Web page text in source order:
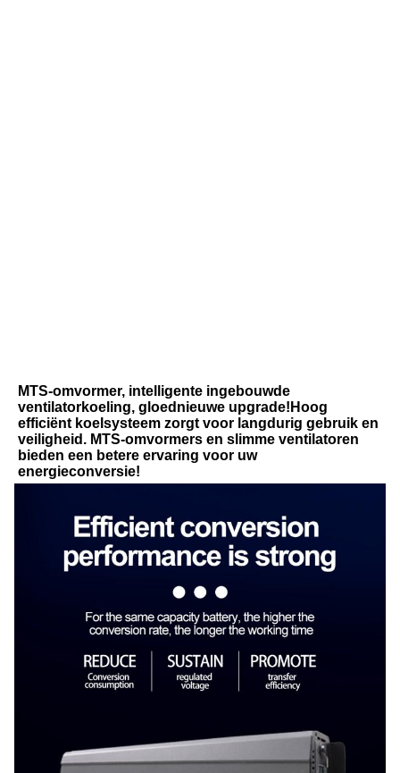
MTS-omvormer, intelligente ingebouwde
ventilatorkoeling, gloednieuwe upgrade!Hoog
efficiënt koelsysteem zorgt voor langdurig gebruik en
veiligheid. MTS-omvormers en slimme ventilatoren
bieden een betere ervaring voor uw
energieconversie!